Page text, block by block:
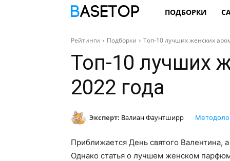
ПОДБОРКИ
Рейтинги Подборки Топ-10 лучших женских
Топ-10 лучших
2022 года
Эксперт: Валиан Фаунтширр
Приближается День святого Валентина,
Однако статья о лучшем женском